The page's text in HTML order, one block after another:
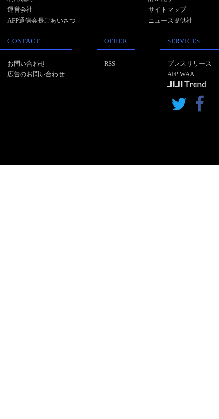
運営会社
AFP通信会長ごあいさつ
サイトマップ
ニュース提供社
CONTACT
お問い合わせ
広告のお問い合わせ
OTHER
RSS
SERVICES
プレスリリース
AFP WAA